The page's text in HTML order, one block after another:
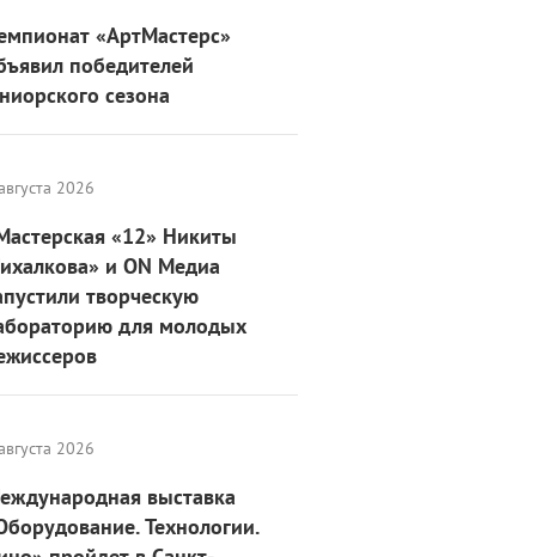
«АртМастерс»
победителей
сезона
2026
«12» Никиты
и ON Медиа
творческую
для молодых
2026
выставка
Технологии.